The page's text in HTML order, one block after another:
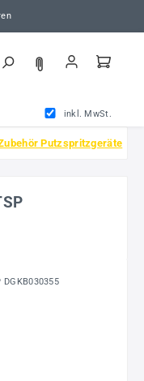
inkl. MwSt.
Putzspritzgeräte